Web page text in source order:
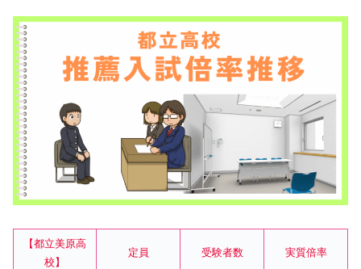
【都立美原高
校】
定員 受験者数 実質倍率